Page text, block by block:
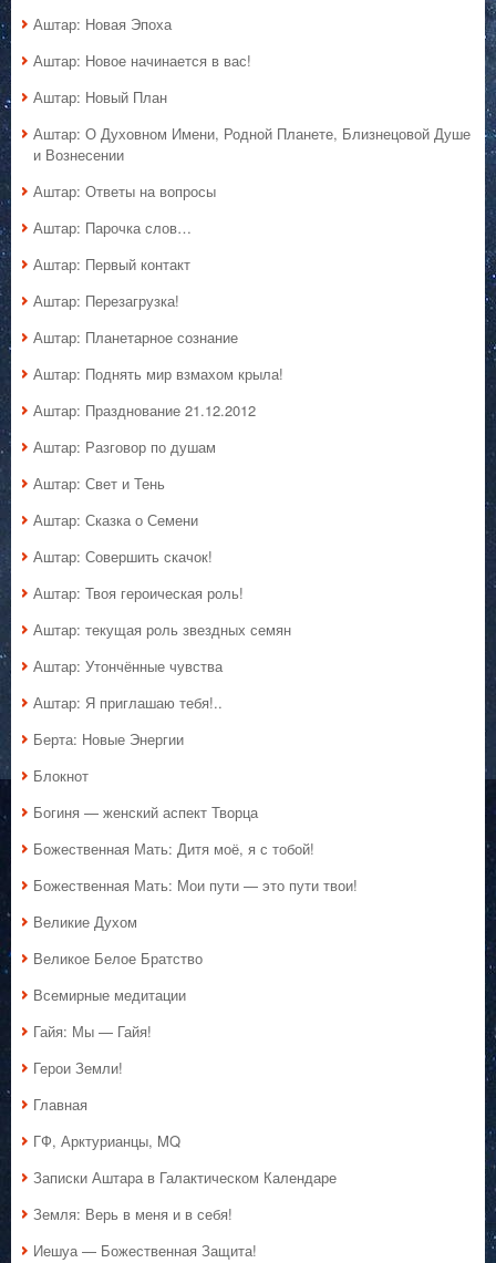
Аштар: Новая Эпоха
Аштар: Новое начинается в вас!
Аштар: Новый План
Аштар: О Духовном Имени, Родной Планете, Близнецовой Душе
и Вознесении
Аштар: Ответы на вопросы
Аштар: Парочка слов…
Аштар: Первый контакт
Аштар: Перезагрузка!
Аштар: Планетарное сознание
Аштар: Поднять мир взмахом крыла!
Аштар: Празднование 21.12.2012
Аштар: Разговор по душам
Аштар: Свет и Тень
Аштар: Сказка о Семени
Аштар: Совершить скачок!
Аштар: Твоя героическая роль!
Аштар: текущая роль звездных семян
Аштар: Утончённые чувства
Аштар: Я приглашаю тебя!..
Берта: Новые Энергии
Блокнот
Богиня — женский аспект Творца
Божественная Мать: Дитя моё, я с тобой!
Божественная Мать: Мои пути — это пути твои!
Великие Духом
Великое Белое Братство
Всемирные медитации
Гайя: Мы — Гайя!
Герои Земли!
Главная
ГФ, Арктурианцы, MQ
Записки Аштара в Галактическом Календаре
Земля: Верь в меня и в себя!
Иешуа — Божественная Защита!